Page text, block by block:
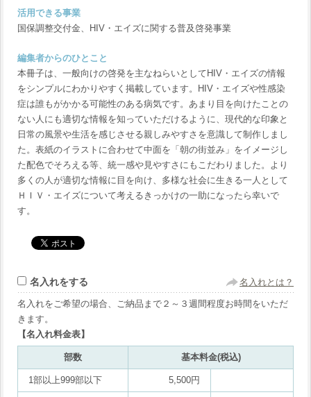
活用できる事業
国保調整交付金、HIV・エイズに関する普及啓発事業
編集者からのひとこと
本冊子は、一般向けの啓発を主なねらいとしてHIV・エイズの情報
をシンプルにわかりやすく掲載しています。HIV・エイズや性感染
症は誰もがかかる可能性のある病気です。あまり目を向けたことの
ない人にも適切な情報を知っていただけるように、現代的な印象と
日常の風景や生活を感じさせる親しみやすさを意識して制作しまし
た。表紙のイラストに合わせて中面を「朝の街並み」をイメージし
た配色でそろえる等、統一感や見やすさにもこだわりました。より
多くの人が適切な情報に目を向け、多様な社会に生きる一人として
ＨＩＶ・エイズについて考えるきっかけの一助になったら幸いで
す。
名入れをする 名入れとは？
名入れをご希望の場合、ご納品まで２～３週間程度お時間をいただ
きます。
【名入れ料金表】
部数 基本料金(税込)
1部以上999部以下 5,500円